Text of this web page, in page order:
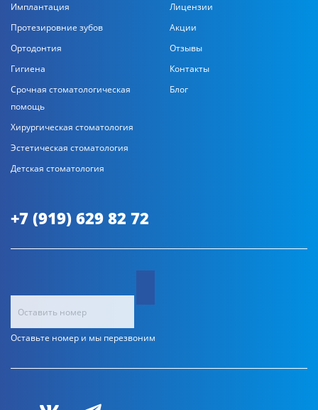
Имплантация
Протезировние зубов
Ортодонтия
Гигиена
Срочная стоматологическая
помощь
Хирургическая стоматология
Эстетическая стоматология
Детская стоматология
Лицензии
Акции
Отзывы
Контакты
Блог
+7 (919) 629 82 72
Оставьте номер и мы перезвоним